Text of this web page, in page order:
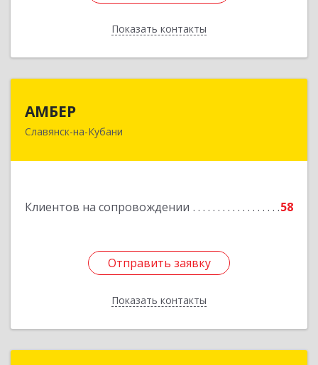
Показать контакты
Назад
АМБЕР
Славянск-на-Кубани
Клиентов на сопровождении 58
Отправить заявку
Показать контакты
353562, Краснодарский край, Славянский р-н,
Отправить заявку
Назад